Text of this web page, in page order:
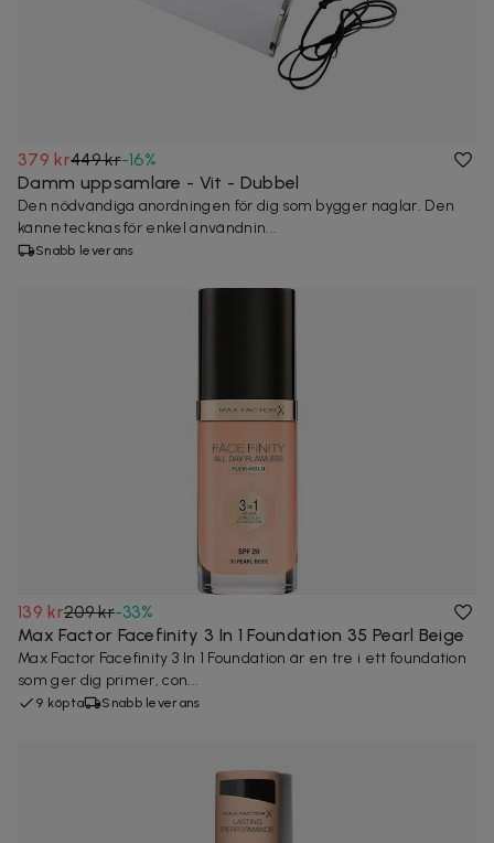
379 kr449 kr-16%
Damm uppsamlare - Vit - Dubbel
Den nödvändiga anordningen för dig som bygger naglar. Den
kännetecknas för enkel användnin...
Snabb leverans
139 kr209 kr-33%
Max Factor Facefinity 3 In 1 Foundation 35 Pearl Beige
Max Factor Facefinity 3 In 1 Foundation är en tre i ett foundation
som ger dig primer, con...
9 köpta Snabb leverans